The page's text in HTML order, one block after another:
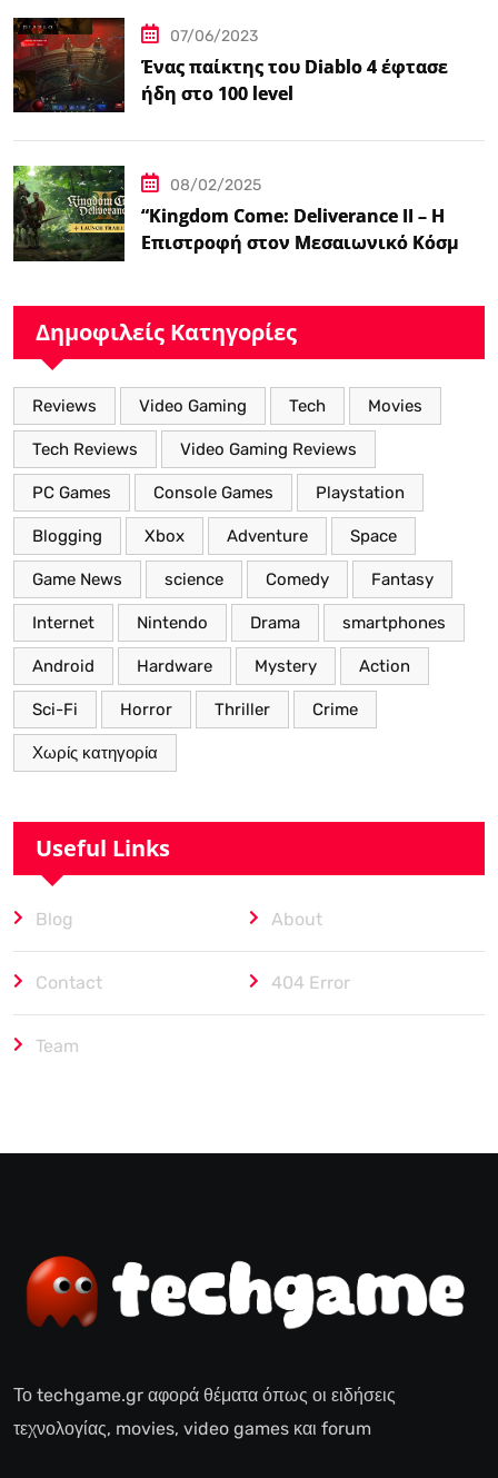
07/06/2023
Ένας παίκτης του Diablo 4 έφτασε
ήδη στο 100 level
08/02/2025
“Kingdom Come: Deliverance II – Η
Επιστροφή στον Μεσαιωνικό Κόσμο
Δημοφιλείς Κατηγορίες
Reviews Video Gaming Tech Movies
Tech Reviews Video Gaming Reviews
PC Games Console Games Playstation
Blogging Xbox Adventure Space
Game News science Comedy Fantasy
Internet Nintendo Drama smartphones
Android Hardware Mystery Action
Sci-Fi Horror Thriller Crime
Χωρίς κατηγορία
Useful Links
Blog About
Contact 404 Error
Team
Το techgame.gr αφορά θέματα όπως οι ειδήσεις
τεχνολογίας, movies, video games και forum